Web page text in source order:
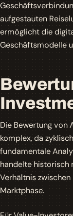
aufgestauten
ermöglicht die
Geschäftsmodelle
Die Bewertung
komplex, da
fundamentale
handelte historisch
Verhältnis
Marktphase.